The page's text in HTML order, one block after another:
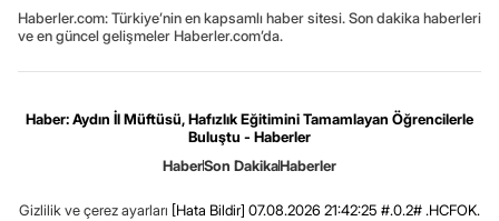
Haberler.com: Türkiye’nin en kapsamlı haber sitesi. Son dakika haberleri
ve en güncel gelişmeler Haberler.com’da.
Haber: Aydın İl Müftüsü, Hafızlık Eğitimini Tamamlayan Öğrencilerle
Buluştu - Haberler
HaberSon DakikaHaberler
Gizlilik ve çerez ayarları [Hata Bildir] 07.08.2026 21:42:25 #.0.2# .HCFOK.